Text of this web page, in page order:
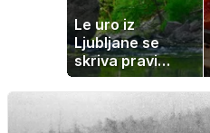
Le uro iz
Ljubljane se
skriva pravi
naravni čudež:
izlet, ki bo
navdušil otroke